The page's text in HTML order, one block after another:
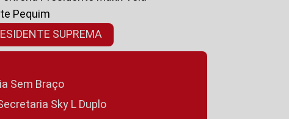
Pequim
SUPREMA
Sem Braço
Sky L Duplo